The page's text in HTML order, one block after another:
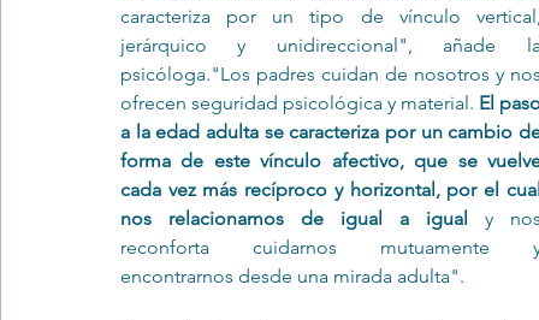
caracteriza por un tipo de vínculo
jerárquico y unidireccional", añade
psicóloga."Los padres cuidan de nosotros y
ofrecen seguridad psicológica y material. El
a la edad adulta se caracteriza por un cambio
forma de este vínculo afectivo, que se
cada vez más recíproco y horizontal, por el
nos relacionamos de igual a igual y
reconforta cuidarnos mutuamente
encontrarnos desde una mirada adulta".